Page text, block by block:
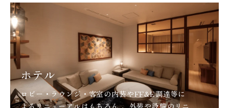
ホテル
ロビー・ラウンジ・客室の内装やFF&E調達等に
よるリニューアルはもちろん 、外装や設備のリニ